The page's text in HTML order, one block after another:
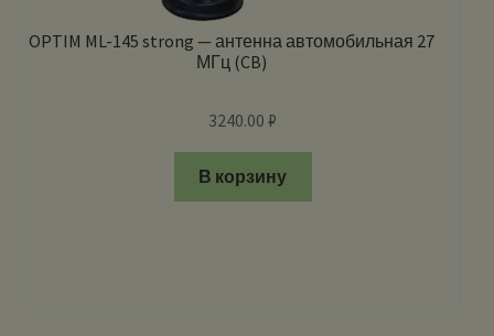
OPTIM ML-145 strong — антенна автомобильная 27
МГц (CB)
3240.00₽
В корзину